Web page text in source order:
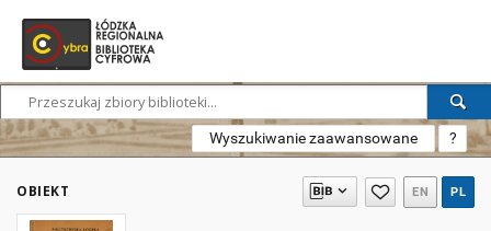
Wyszukiwanie zaawansowane ?
OBIEKT EN PL